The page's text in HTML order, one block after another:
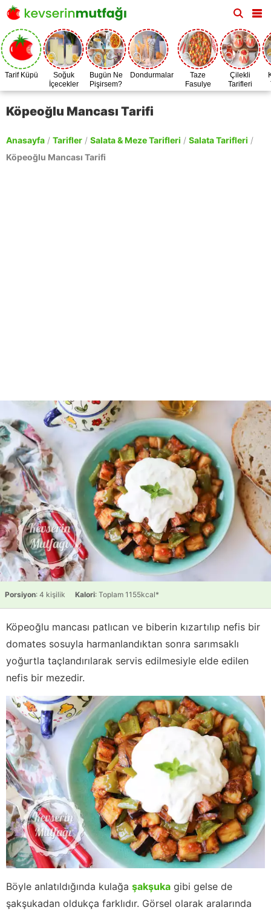
Tarif Küpü
Soğuk
İçecekler
Bugün Ne
Pişirsem?
Dondurmalar
Taze
Fasulye
Zamanı
Çilekli
Tarifleri
Köpeoğlu Mancası Tarifi
Anasayfa / Tarifler / Salata & Meze Tarifleri / Salata Tarifleri /
Köpeoğlu Mancası Tarifi
Porsiyon: 4 kişilik Kalori: Toplam 1155kcal*
Köpeoğlu mancası patlıcan ve biberin kızartılıp nefis bir
domates sosuyla harmanlandıktan sonra sarımsaklı
yoğurtla taçlandırılarak servis edilmesiyle elde edilen
nefis bir mezedir.
Böyle anlatıldığında kulağa şakşuka gibi gelse de
şakşukadan oldukça farklıdır. Görsel olarak aralarında